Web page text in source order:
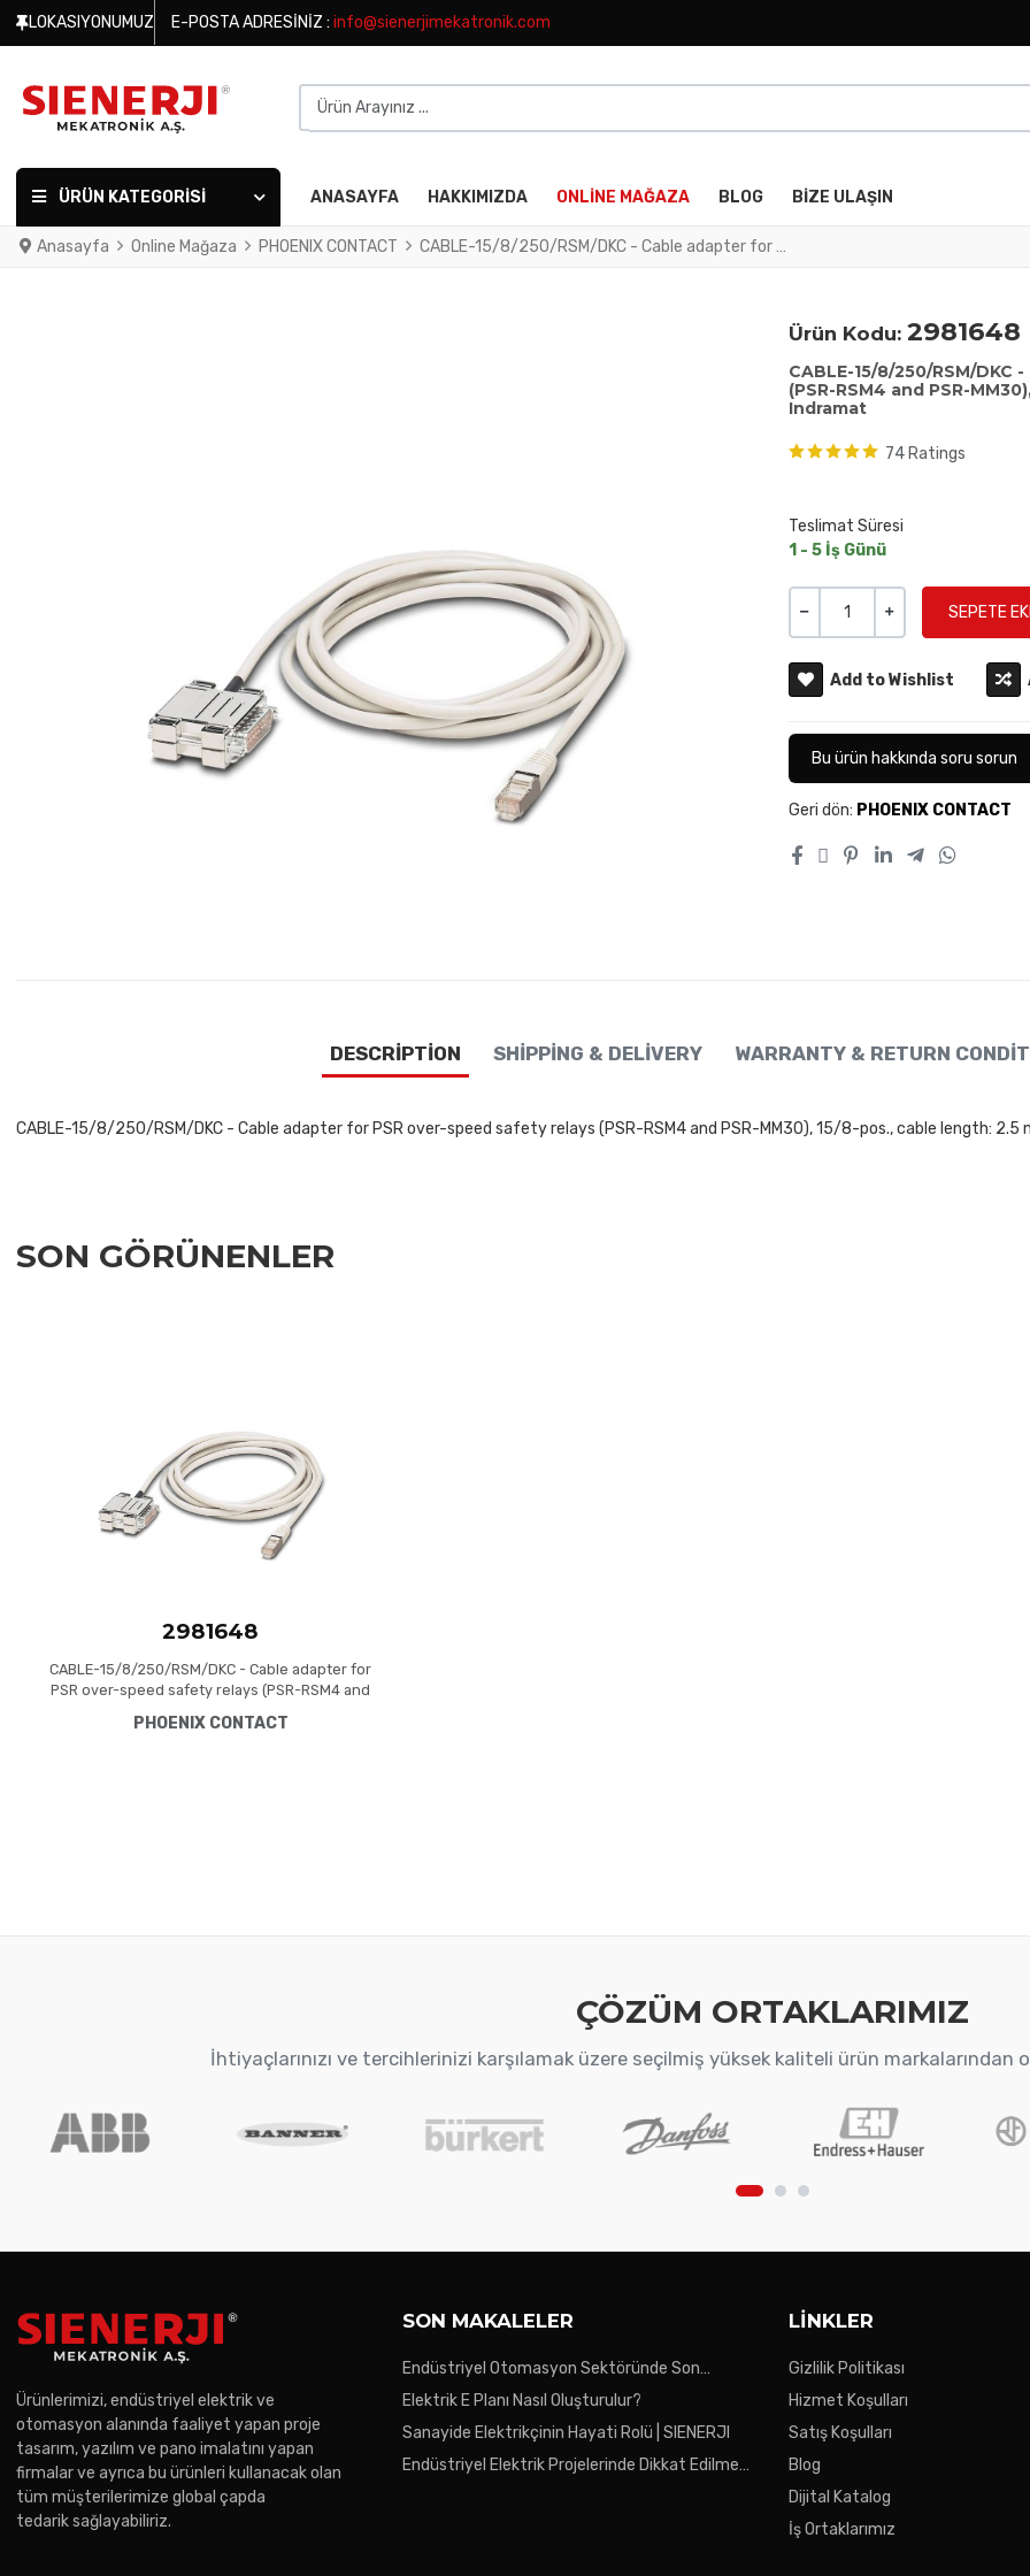
LOKASIYONUMUZ E-POSTA ADRESINIZ : info@sienerjimekatronik.com
Ürün Arayınız ...
ÜRÜN KATEGORISI ANASAYFA HAKKIMIZDA ONLINE MAĞAZA BLOG BIZE ULAŞIN
Anasayfa Online Mağaza PHOENIX CONTACT CABLE-15/8/250/RSM/DKC - Cable adapter for PSR over-speed safety relays (PSR-RSM4 and PSR-MM30), 15/8-pos., cable length: 2.5 m, for controller: Indramat
Ürün Kodu: 2981648
CABLE-15/8/250/RSM/
(PSR-RSM4 and PSR-
Indramat
74 Ratings
Teslimat Süresi
1 - 5 İş Günü
Add to Wishlist
Bu ürün hakkında soru sorun
Geri dön: PHOENIX CONTACT
DESCRIPTION SHIPPING & DELIVERY WARRANTY & RETURN
CABLE-15/8/250/RSM/DKC - Cable adapter for PSR over-speed safety relays (PSR-RSM4 and PSR-MM30), 15/8-pos., cable length:
SON GÖRÜNENLER
2981648
CABLE-15/8/250/RSM/DKC - Cable adapter for
PSR over-speed safety relays (PSR-RSM4 and
controller: Indramat
PHOENIX CONTACT
ÇÖZÜM ORTAKLARIMIZ
İhtiyaçlarınızı ve tercihlerinizi karşılamak üzere seçilmiş yüksek kaliteli ürün
Ürünlerimizi, endüstriyel elektrik ve
otomasyon alanında faaliyet yapan proje
tasarım, yazılım ve pano imalatını yapan
firmalar ve ayrıca bu ürünleri kullanacak olan
tüm müşterilerimize global çapda
tedarik sağlayabiliriz.
SON MAKALELER
Endüstriyel Otomasyon Sektöründe Son
Trendler
Elektrik E Planı Nasıl Oluşturulur?
Sanayide Elektrikçinin Hayati Rolü | SIENERJI
Endüstriyel Elektrik Projelerinde Dikkat Edilmesi
LINKLER
Gizlilik Politikası
Hizmet Koşulları
Satış Koşulları
Blog
Dijital Katalog
İş Ortaklarımız